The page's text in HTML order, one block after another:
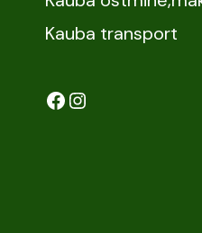
Kauba transport